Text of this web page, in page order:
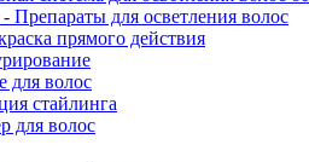
Препараты для осветления волос
прямого действия
для волос
стайлинга
для волос